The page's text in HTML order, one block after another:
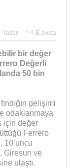
Yazdır E-posta
bir değer
Değerli
50 bin
gelişimi
odaklanmaya
için değer
Ferrero
10’uncu
Giresun ve
ulaştı.